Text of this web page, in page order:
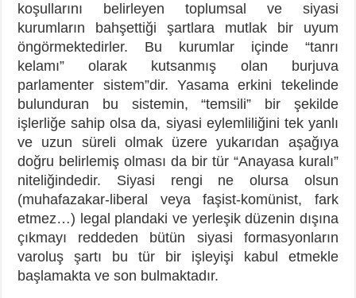
koşullarını belirleyen toplumsal ve siyasi
kurumların bahşettiği şartlara mutlak bir uyum
öngörmektedirler. Bu kurumlar içinde “tanrı
kelamı” olarak kutsanmış olan burjuva
parlamenter sistem”dir. Yasama erkini tekelinde
bulunduran bu sistemin, “temsili” bir şekilde
işlerliğe sahip olsa da, siyasi eylemliliğini tek yanlı
ve uzun süreli olmak üzere yukarıdan aşağıya
doğru belirlemiş olması da bir tür “Anayasa kuralı”
niteliğindedir. Siyasi rengi ne olursa olsun
(muhafazakar-liberal veya faşist-komünist, fark
etmez…) legal plandaki ve yerleşik düzenin dışına
çıkmayı reddeden bütün siyasi formasyonların
varoluş şartı bu tür bir işleyişi kabul etmekle
başlamakta ve son bulmaktadır.